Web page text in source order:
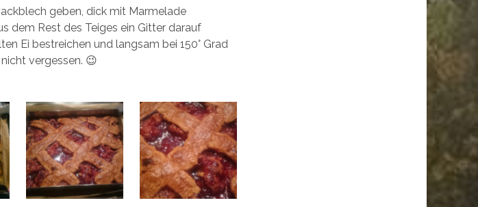
geben, dick mit Marmelade
dem Rest des Teiges ein Gitter darauf
Ei bestreichen und langsam bei 150° Grad
vergessen. 😉